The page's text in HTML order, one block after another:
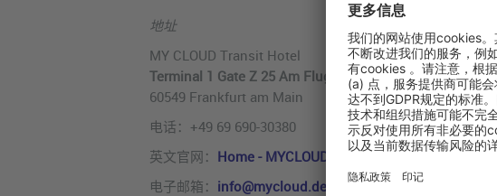
地址
MY CLOUD Transit Hotel
Terminal 1 Gate Z 25 Am Flughafen
60549 Frankfurt am Main
电话：+49 69 690-30380
英文官网： Home - MYCLOUD Hotel
电子邮箱： info@mycloud.de